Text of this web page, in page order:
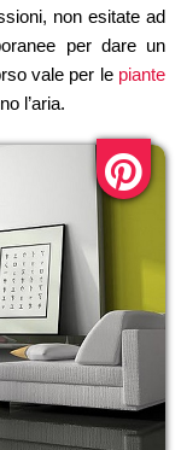
non esitate ad
per dare un
vale per le piante
l’aria.